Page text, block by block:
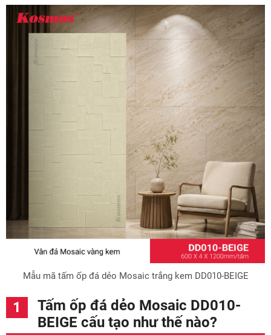
Mẫu mã tấm ốp đá dẻo Mosaic trắng kem DD010-BEIGE
Tấm ốp đá dẻo Mosaic DD010-
BEIGE cấu tạo như thế nào?